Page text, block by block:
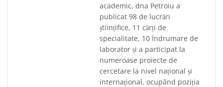
academic, dna Petroiu a
publicat 98 de lucrări
științifice, 11 cărți de
specialitate, 10 îndrumare de
laborator și a participat la
numeroase proiecte de
cercetare la nivel național și
internațional, ocupând poziția